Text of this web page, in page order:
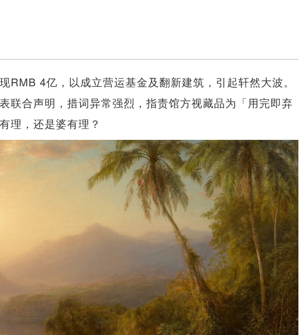
RMB 4亿，以成立营运基金及翻新建筑，引起轩然大波。
联合声明，措词异常强烈，指责馆方视藏品为「用完即弃
理，还是婆有理？